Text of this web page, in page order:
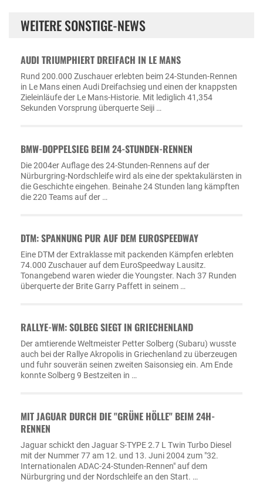
WEITERE SONSTIGE-NEWS
AUDI TRIUMPHIERT DREIFACH IN LE MANS
Rund 200.000 Zuschauer erlebten beim 24-Stunden-Rennen
in Le Mans einen Audi Dreifachsieg und einen der knappsten
Zieleinläufe der Le Mans-Historie. Mit lediglich 41,354
Sekunden Vorsprung überquerte Seiji …
BMW-DOPPELSIEG BEIM 24-STUNDEN-RENNEN
Die 2004er Auflage des 24-Stunden-Rennens auf der
Nürburgring-Nordschleife wird als eine der spektakulärsten in
die Geschichte eingehen. Beinahe 24 Stunden lang kämpften
die 220 Teams auf der …
DTM: SPANNUNG PUR AUF DEM EUROSPEEDWAY
Eine DTM der Extraklasse mit packenden Kämpfen erlebten
74.000 Zuschauer auf dem EuroSpeedway Lausitz.
Tonangebend waren wieder die Youngster. Nach 37 Runden
überquerte der Brite Garry Paffett in seinem …
RALLYE-WM: SOLBEG SIEGT IN GRIECHENLAND
Der amtierende Weltmeister Petter Solberg (Subaru) wusste
auch bei der Rallye Akropolis in Griechenland zu überzeugen
und fuhr souverän seinen zweiten Saisonsieg ein. Am Ende
konnte Solberg 9 Bestzeiten in …
MIT JAGUAR DURCH DIE "GRÜNE HÖLLE" BEIM 24H-
RENNEN
Jaguar schickt den Jaguar S-TYPE 2.7 L Twin Turbo Diesel
mit der Nummer 77 am 12. und 13. Juni 2004 zum "32.
Internationalen ADAC-24-Stunden-Rennen" auf dem
Nürburgring und der Nordschleife an den Start. …